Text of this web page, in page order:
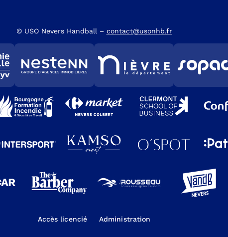
© USO Nevers Handball – contact@usonhb.fr
Accès licencié Administration